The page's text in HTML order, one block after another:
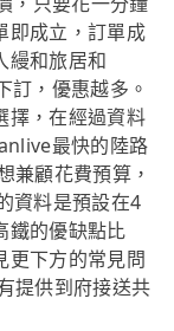
即成立，訂單成
縵和旅居和
，優惠越多。
擇，在經過資料
最快的陸路
兼顧花費預算，
資料是預設在4
鐵的優缺點比
更下方的常見問
提供到府接送共